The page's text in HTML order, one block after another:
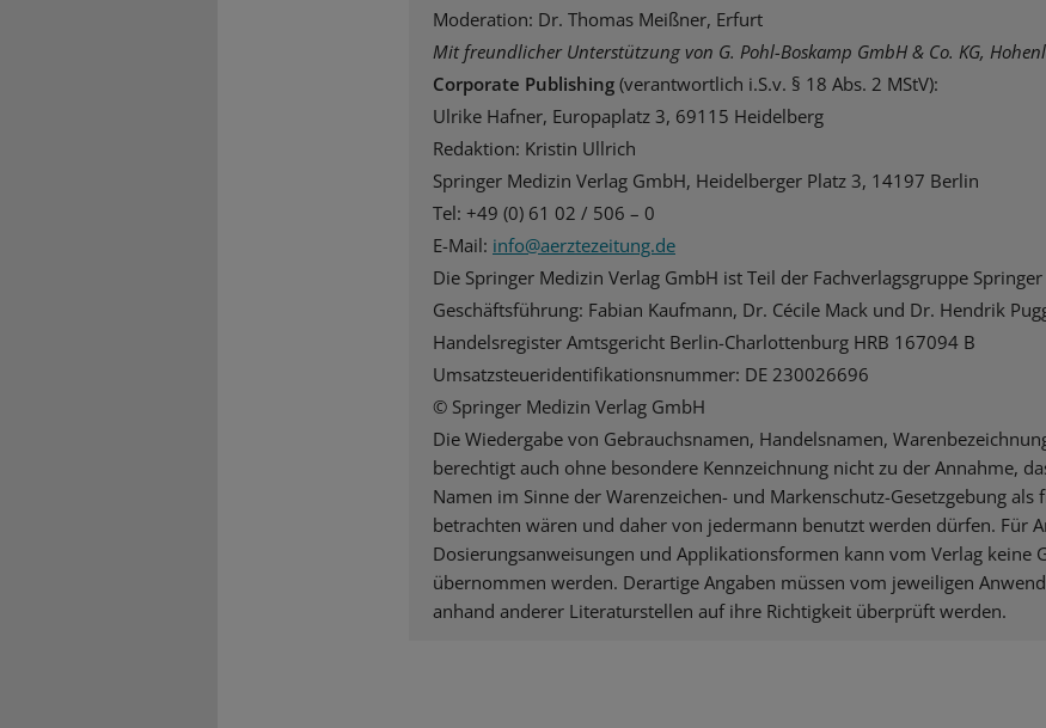
Moderation: Dr. Thomas Meißner, Erfurt
Mit freundlicher Unterstützung von G. Pohl-Boskamp GmbH & Co. KG,
Corporate Publishing (verantwortlich i.S.v. § 18 Abs. 2 MStV):
Ulrike Hafner, Europaplatz 3, 69115 Heidelberg
Redaktion: Kristin Ullrich
Springer Medizin Verlag GmbH, Heidelberger Platz 3, 14197 Berlin
Tel: +49 (0) 61 02 / 506 – 0
E-Mail: info@aerztezeitung.de
Die Springer Medizin Verlag GmbH ist Teil der Fachverlagsgruppe
Geschäftsführung: Fabian Kaufmann, Dr. Cécile Mack und Dr. Hendrik
Handelsregister Amtsgericht Berlin-Charlottenburg HRB 167094 B
Umsatzsteueridentifikationsnummer: DE 230026696
© Springer Medizin Verlag GmbH
Die Wiedergabe von Gebrauchsnamen, Handelsnamen,
berechtigt auch ohne besondere Kennzeichnung nicht zu der Annahme,
Namen im Sinne der Warenzeichen- und Markenschutz-Gesetzgebung als
betrachten wären und daher von jedermann benutzt werden dürfen. Für
Dosierungsanweisungen und Applikationsformen kann vom Verlag keine
übernommen werden. Derartige Angaben müssen vom jeweiligen
anhand anderer Literaturstellen auf ihre Richtigkeit überprüft werden.